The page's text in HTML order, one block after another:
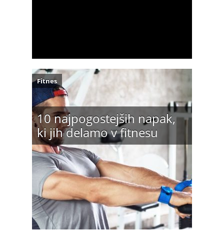
10 najpogostejših napak,
ki jih delamo v fitnesu
Fitnes